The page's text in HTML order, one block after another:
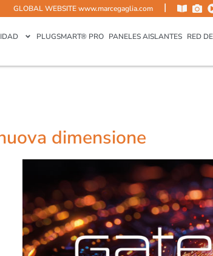
GLOBAL WEBSITEwww.marcegaglia.com |
PLUGSMART® PRO PANELES AISLANTES RED
dimensione